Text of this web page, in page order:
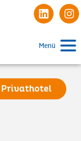
Menü
Privathotel